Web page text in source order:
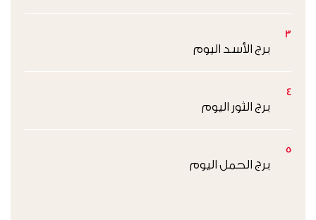
3
برج الأسد اليوم
4
برج الثور اليوم
5
برج الحمل اليوم